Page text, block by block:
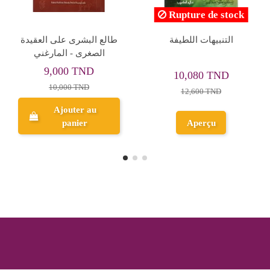
de stock
رحلة المحبين
نصف الدين
21,520 TND
Aperçu
الفتح المبين من قواعد
22,500 TND
Ajouter au
-